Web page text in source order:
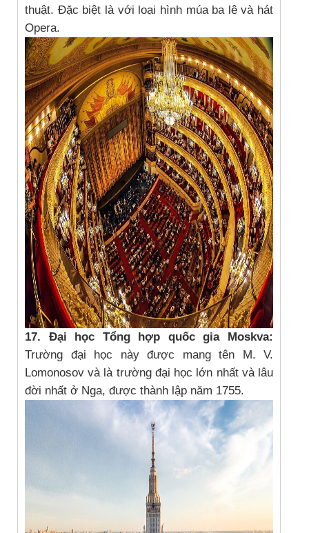
thuật. Đặc biệt là với loại hình múa ba lê và hát
Opera.
17. Đại học Tổng hợp quốc gia Moskva:
Trường đại học này được mang tên M. V.
Lomonosov và là trường đại học lớn nhất và lâu
đời nhất ở Nga, được thành lập năm 1755.